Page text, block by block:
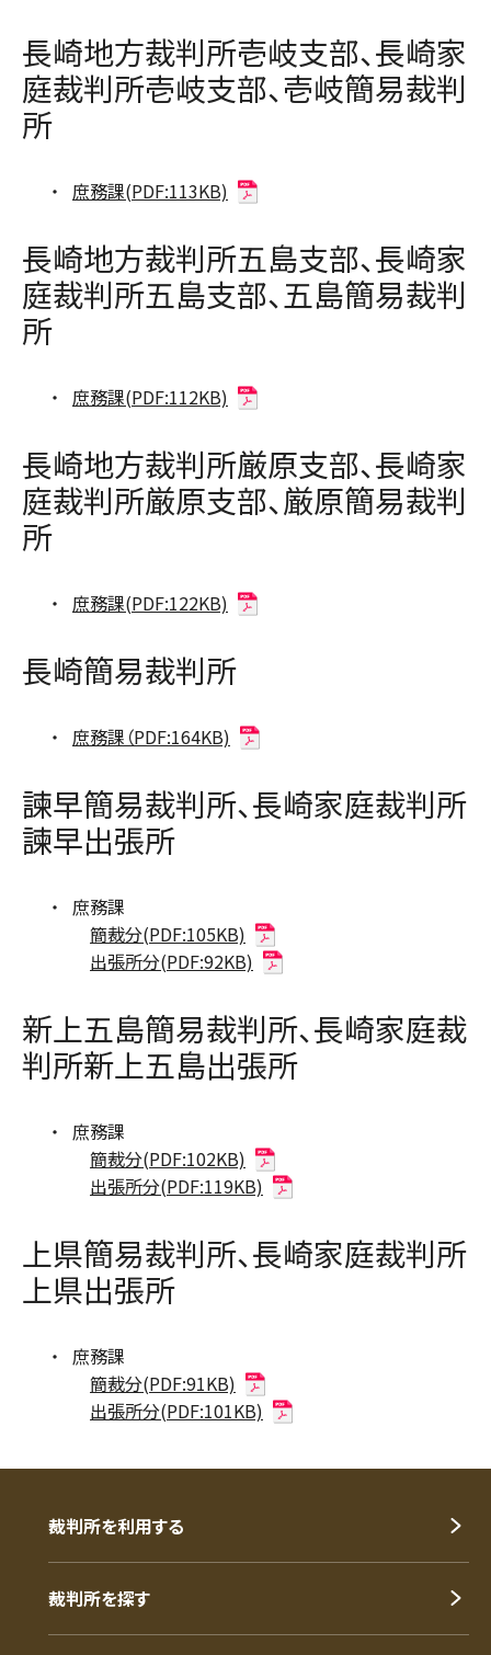
長崎地方裁判所壱岐支部、長崎家
庭裁判所壱岐支部、壱岐簡易裁判
所
庶務課(PDF:113KB)
長崎地方裁判所五島支部、長崎家
庭裁判所五島支部、五島簡易裁判
所
庶務課(PDF:112KB)
長崎地方裁判所厳原支部、長崎家
庭裁判所厳原支部、厳原簡易裁判
所
庶務課(PDF:122KB)
長崎簡易裁判所
庶務課（PDF:164KB)
諫早簡易裁判所、長崎家庭裁判所
諫早出張所
庶務課
簡裁分(PDF:105KB)
出張所分(PDF:92KB)
新上五島簡易裁判所、長崎家庭裁
判所新上五島出張所
庶務課
簡裁分(PDF:102KB)
出張所分(PDF:119KB)
上県簡易裁判所、長崎家庭裁判所
上県出張所
庶務課
簡裁分(PDF:91KB)
出張所分(PDF:101KB)
裁判所を利用する
裁判所を探す